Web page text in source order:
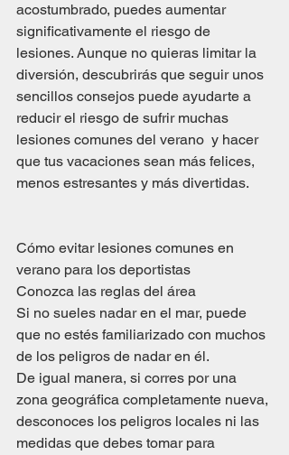
acostumbrado, puedes aumentar
significativamente el riesgo de
lesiones. Aunque no quieras limitar la
diversión, descubrirás que seguir unos
sencillos consejos puede ayudarte a
reducir el riesgo de sufrir muchas
lesiones comunes del verano  y hacer
que tus vacaciones sean más felices,
menos estresantes y más divertidas.
Cómo evitar lesiones comunes en
verano para los deportistas
Conozca las reglas del área
Si no sueles nadar en el mar, puede
que no estés familiarizado con muchos
de los peligros de nadar en él.
De igual manera, si corres por una
zona geográfica completamente nueva,
desconoces los peligros locales ni las
medidas que debes tomar para